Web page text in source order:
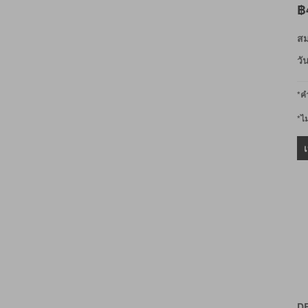
฿
ส
วั
*ค
*ไ